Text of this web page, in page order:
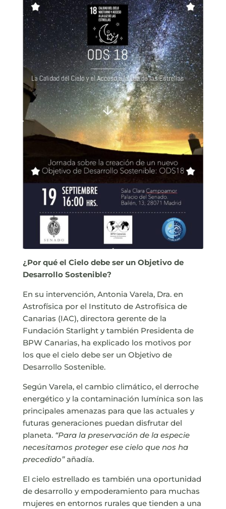
¿Por qué el Cielo debe ser un Objetivo de
Desarrollo Sostenible?
En su intervención, Antonia Varela, Dra. en
Astrofísica por el Instituto de Astrofísica de
Canarias (IAC), directora gerente de la
Fundación Starlight y también Presidenta de
BPW Canarias, ha explicado los motivos por
los que el cielo debe ser un Objetivo de
Desarrollo Sostenible.
Según Varela, el cambio climático, el derroche
energético y la contaminación lumínica son las
principales amenazas para que las actuales y
futuras generaciones puedan disfrutar del
planeta. “Para la preservación de la especie
necesitamos proteger ese cielo que nos ha
precedido”añadía.
El cielo estrellado es también una oportunidad
de desarrollo y empoderamiento para muchas
mujeres en entornos rurales que tienden a una